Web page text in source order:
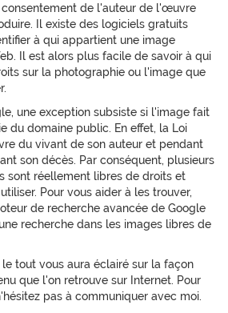
de l'auteur de l'œuvre
Il existe des logiciels gratuits
à qui appartient une image
Il est alors plus facile de savoir à qui
sur la photographie ou l'image que
une exception subsiste si l'image fait
du domaine public. En effet, la Loi
du vivant de son auteur et pendant
son décès. Par conséquent, plusieurs
sont réellement libres de droits et
Pour vous aider à les trouver,
de recherche avancée de Google
recherche dans les images libres de
le tout vous aura éclairé sur la façon
que l'on retrouve sur Internet. Pour
pas à communiquer avec moi.